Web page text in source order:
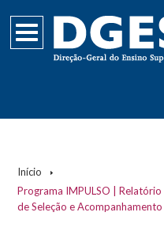
Início
Programa IMPULSO |
de Seleção e